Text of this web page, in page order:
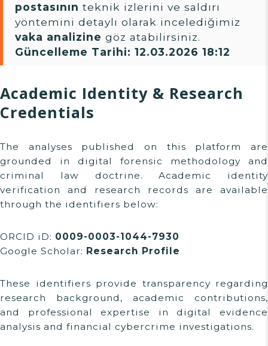
postasının teknik izlerini ve saldırı
yöntemini detaylı olarak incelediğimiz
vaka analizine göz atabilirsiniz.
Güncelleme Tarihi: 12.03.2026 18:12
Academic Identity & Research
Credentials
The analyses published on this platform are
grounded in digital forensic methodology and
criminal law doctrine. Academic identity
verification and research records are available
through the identifiers below:
ORCID iD: 0009-0003-1044-7930
Google Scholar: Research Profile
These identifiers provide transparency regarding
research background, academic contributions,
and professional expertise in digital evidence
analysis and financial cybercrime investigations.